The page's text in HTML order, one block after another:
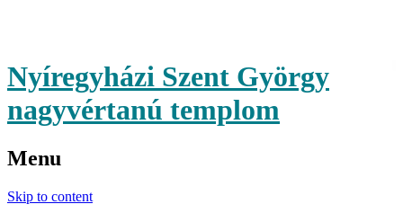
Nyíregyházi Szent György
nagyvértanú templom
Menu
Skip to content